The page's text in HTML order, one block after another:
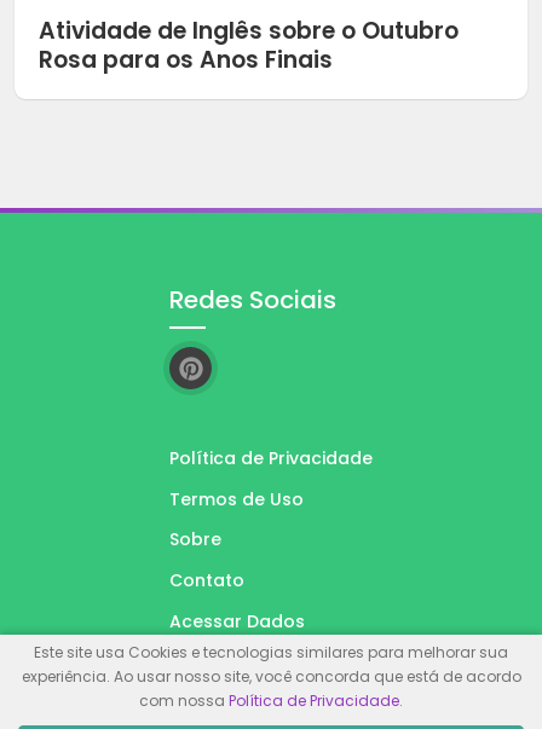
Atividade de Inglês sobre o Outubro
Rosa para os Anos Finais
Redes Sociais
Política de Privacidade
Termos de Uso
Sobre
Contato
Acessar Dados
Este site usa Cookies e tecnologias similares para melhorar sua
experiência. Ao usar nosso site, você concorda que está de acordo
com nossa Política de Privacidade.